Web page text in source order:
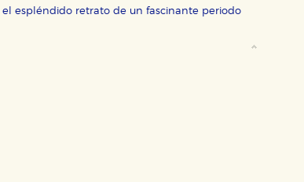
espléndido retrato de un fascinante periodo
personal sino que se basan en la identificación